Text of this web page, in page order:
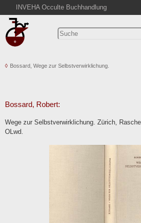
INVEHA Occulte Buchhandlung
Startseite
Detailsuche
Warenkorb
Kontakt
Bossard, Wege zur Selbstverwirklichung.
Bossard, Robert:
Wege zur Selbstverwirklichung. Zürich,
OLwd.